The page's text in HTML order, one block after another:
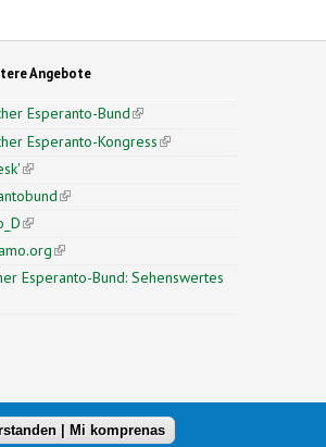
Angebote
Esperanto-Bund(link is external)
Esperanto-Kongress(link is external)
(link is external)
(link is external)
(link is external)
(link is external)
Esperanto-Bund: Sehenswertes
(link is external)
. | Mi komprenas